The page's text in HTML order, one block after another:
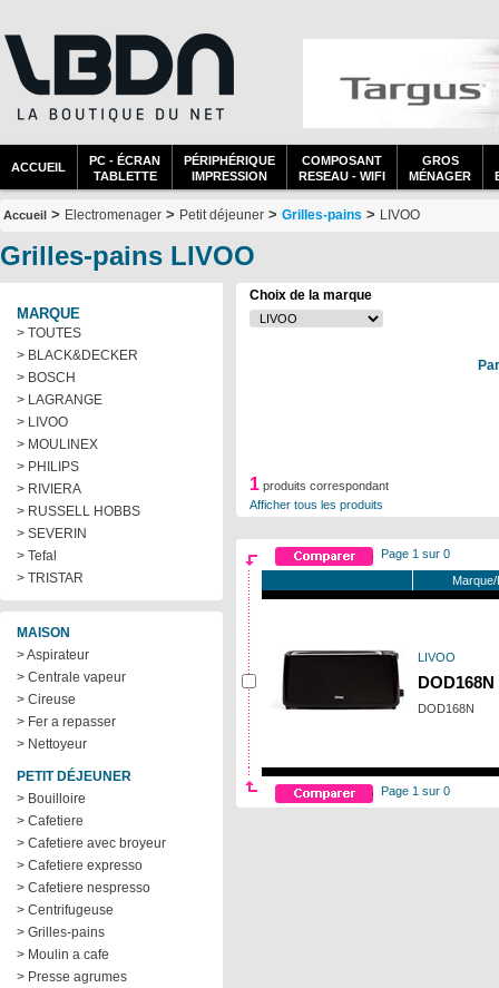
ACCUEIL
PC - ÉCRAN
TABLETTE
PÉRIPHÉRIQUE
IMPRESSION
COMPOSANT
RESEAU - WIFI
GROS
MÉNAGER
Accueil > Electromenager > Petit déjeuner > Grilles-pains > LIVOO
Grilles-pains LIVOO
MARQUE
> TOUTES
> BLACK&DECKER
> BOSCH
> LAGRANGE
> LIVOO
> MOULINEX
> PHILIPS
> RIVIERA
> RUSSELL HOBBS
> SEVERIN
> Tefal
> TRISTAR
MAISON
> Aspirateur
> Centrale vapeur
> Cireuse
> Fer a repasser
> Nettoyeur
PETIT DÉJEUNER
> Bouilloire
> Cafetiere
> Cafetiere avec broyeur
> Cafetiere expresso
> Cafetiere nespresso
> Centrifugeuse
> Grilles-pains
> Moulin a cafe
> Presse agrumes
Choix de la marque
1 produits correspondant
Afficher tous les produits
Page 1 sur 0
Marque/
LIVOO
DOD168N
DOD168N
Page 1 sur 0